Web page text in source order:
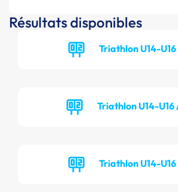
Résultats disponibles
Triathlon U14-U16
Triathlon U14-U16
Triathlon U14-